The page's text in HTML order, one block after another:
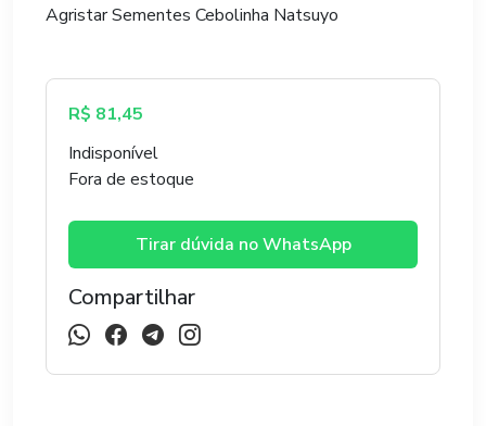
Agristar Sementes Cebolinha Natsuyo
R$ 81,45
Indisponível
Fora de estoque
Tirar dúvida no WhatsApp
Compartilhar